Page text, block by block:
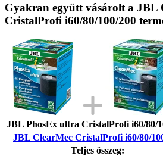
Gyakran együtt vásárolt a JBL
CristalProfi i60/80/100/200
JBL PhosEx ultra CristalProfi i60/80/
JBL ClearMec CristalProfi i60/80/
Teljes összeg: